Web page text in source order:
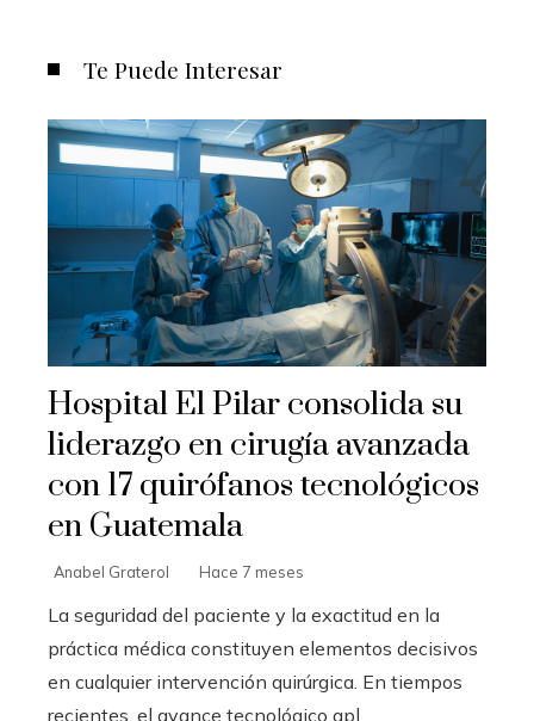
Te Puede Interesar
Hospital El Pilar consolida su
liderazgo en cirugía avanzada
con 17 quirófanos tecnológicos
en Guatemala
Anabel Graterol Hace 7 meses
La seguridad del paciente y la exactitud en la
práctica médica constituyen elementos decisivos
en cualquier intervención quirúrgica. En tiempos
recientes, el avance tecnológico apl...